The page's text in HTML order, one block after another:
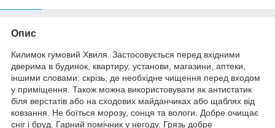
Опис
Килимок гумовий Хвиля. Застосовується перед вхідними
дверима в будинок, квартиру, установи, магазини, аптеки,
іншими словами: скрізь, де необхідне чищення перед входом
у приміщення. Також можна використовувати як антистатик
біля верстатів або на сходових майданчиках або щаблях від
ковзання. Не боїться морозу, сонця та вологи. Добре очищає
сніг і бруд. Гарний помічник у негоду. Грязь добре